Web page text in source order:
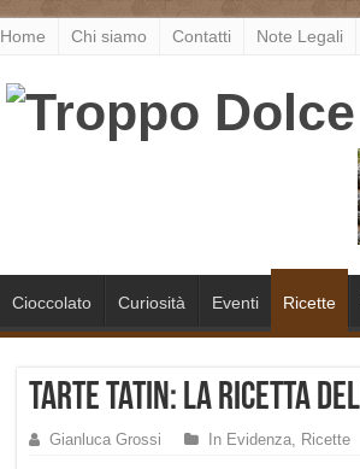
Home Chi siamo Contatti Note Legali
Cioccolato Curiosità Eventi Ricette
Tarte Tatin: la Ricetta
Gianluca Grossi In Evidenza, Ricette